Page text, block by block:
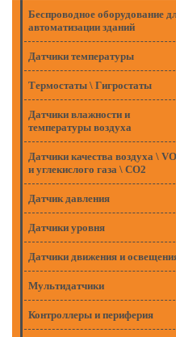
Беспроводное оборудование
автоматизации зданий
Датчики температуры
Термостаты \ Гигростаты
Датчики влажности и
температуры воздуха
Датчики качества воздуха \
и углекислого газа \ CO2
Датчик давления
Датчики уровня
Датчики движения и
Мультидатчики
Контроллеры и периферия